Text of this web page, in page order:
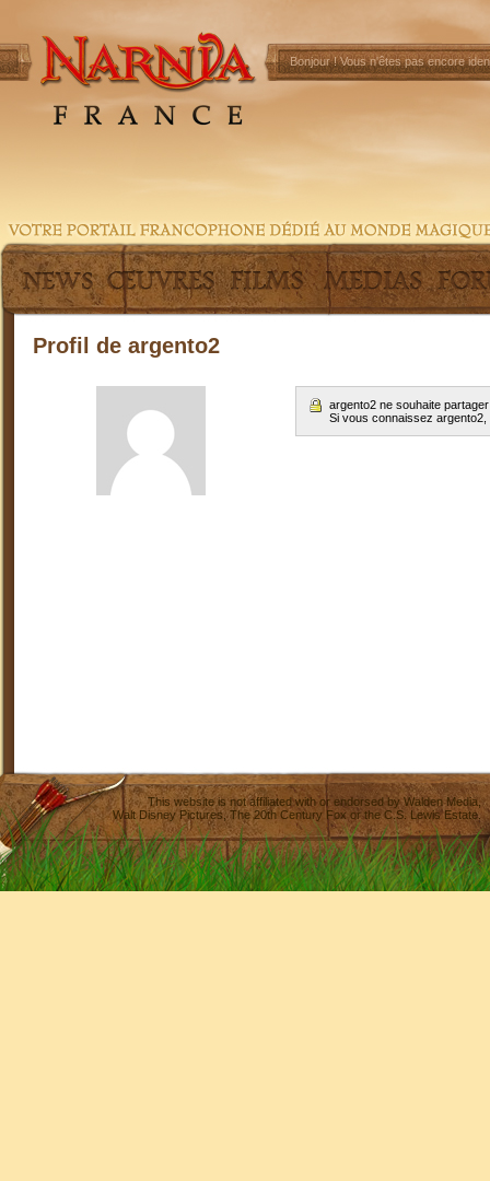
Bonjour !Vous n'êtes pas encore
Profil de argento2
argento2 ne souhaite
Si vous connaissez argento2,
This website is not affiliated with or endorsed byWalden Media
Walt Disney Pictures,The 20th Century Fox or the C.S. Lewis Estate.